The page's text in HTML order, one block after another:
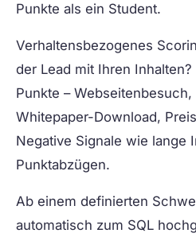
Punkte als ein Student.
Verhaltensbezogenes
der Lead mit Ihren
Punkte –
Whitepaper-Download,
Negative Signale wie lange
Punktabzügen.
Ab einem definierten
automatisch zum SQL